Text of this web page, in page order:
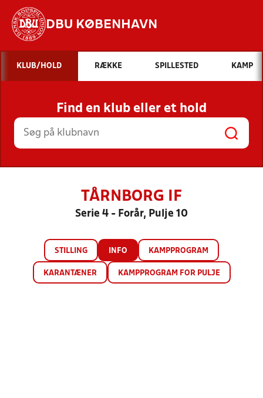
DBU KØBENHAVN
Hvad vil du søge efter?
INDHOLD OG NYHEDER
STILLINGER, RESULTATER, KLUBBER OG
HOLD
KLUB/HOLD RÆKKE SPILLESTED KAMP
Find en klub eller et hold
TÅRNBORG IF
Serie 4 - Forår, Pulje 10
STILLING INFO KAMPPROGRAM
KARANTÆNER KAMPPROGRAM FOR PULJE